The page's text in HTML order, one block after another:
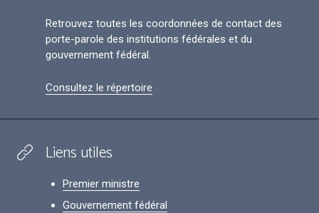
Retrouvez toutes les coordonnées de contact des
porte-parole des institutions fédérales et du
gouvernement fédéral.
Consultez le répertoire
Liens utiles
Premier ministre
Gouvernement fédéral